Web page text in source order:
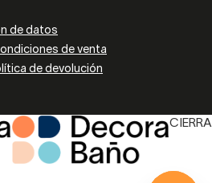
de datos
de venta
de devolución
CIERRA